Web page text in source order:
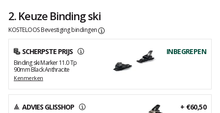
2. Keuze Binding ski
KOSTELOOS Bevestiging bindingen
SCHERPSTE PRIJS
Binding ski Marker 11.0 Tp
90mm Black Anthracite
Kenmerken
INBEGREPEN
ADVIES GLISSHOP + €60,50